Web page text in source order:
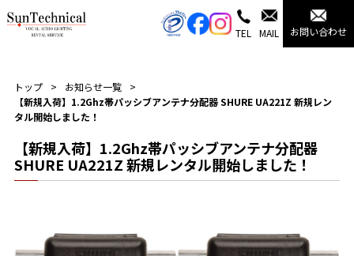
TEL MAIL お問い合わせ
トップ
お知らせ一覧
【新規入荷】1.2Ghz帯パッシブアンテナ分配器 SHURE UA221Z 新規レン
タル開始しました！
【新規入荷】1.2Ghz帯パッシブアンテナ分配器
SHURE UA221Z 新規レンタル開始しました！